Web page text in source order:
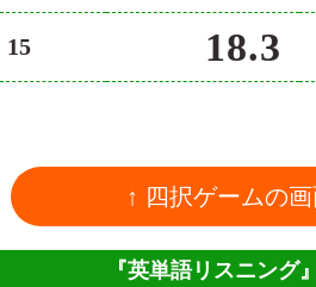
15 18.3
↑ 四択ゲームの
『英単語リスニング』